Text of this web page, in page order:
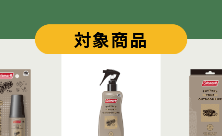
対象商品